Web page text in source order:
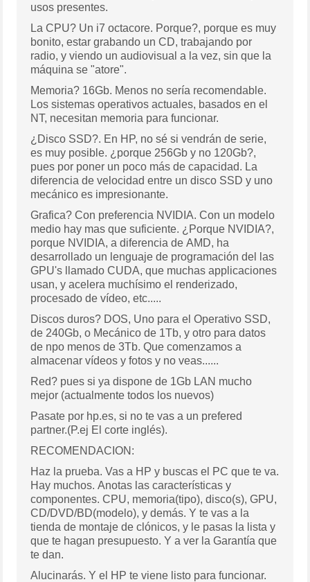
usos presentes.
La CPU? Un i7 octacore. Porque?, porque es muy
bonito, estar grabando un CD, trabajando por
radio, y viendo un audiovisual a la vez, sin que la
máquina se "atore".
Memoria? 16Gb. Menos no sería recomendable.
Los sistemas operativos actuales, basados en el
NT, necesitan memoria para funcionar.
¿Disco SSD?. En HP, no sé si vendrán de serie,
es muy posible. ¿porque 256Gb y no 120Gb?,
pues por poner un poco más de capacidad. La
diferencia de velocidad entre un disco SSD y uno
mecánico es impresionante.
Grafica? Con preferencia NVIDIA. Con un modelo
medio hay mas que suficiente. ¿Porque NVIDIA?,
porque NVIDIA, a diferencia de AMD, ha
desarrollado un lenguaje de programación del las
GPU's llamado CUDA, que muchas applicaciones
usan, y acelera muchísimo el renderizado,
procesado de vídeo, etc.....
Discos duros? DOS, Uno para el Operativo SSD,
de 240Gb, o Mecánico de 1Tb, y otro para datos
de npo menos de 3Tb. Que comenzamos a
almacenar vídeos y fotos y no veas......
Red? pues si ya dispone de 1Gb LAN mucho
mejor (actualmente todos los nuevos)
Pasate por hp.es, si no te vas a un prefered
partner.(P.ej El corte inglés).
RECOMENDACION:
Haz la prueba. Vas a HP y buscas el PC que te va.
Hay muchos. Anotas las características y
componentes. CPU, memoria(tipo), disco(s), GPU,
CD/DVD/BD(modelo), y demás. Y te vas a la
tienda de montaje de clónicos, y le pasas la lista y
que te hagan presupuesto. Y a ver la Garantía que
te dan.
Alucinarás. Y el HP te viene listo para funcionar.